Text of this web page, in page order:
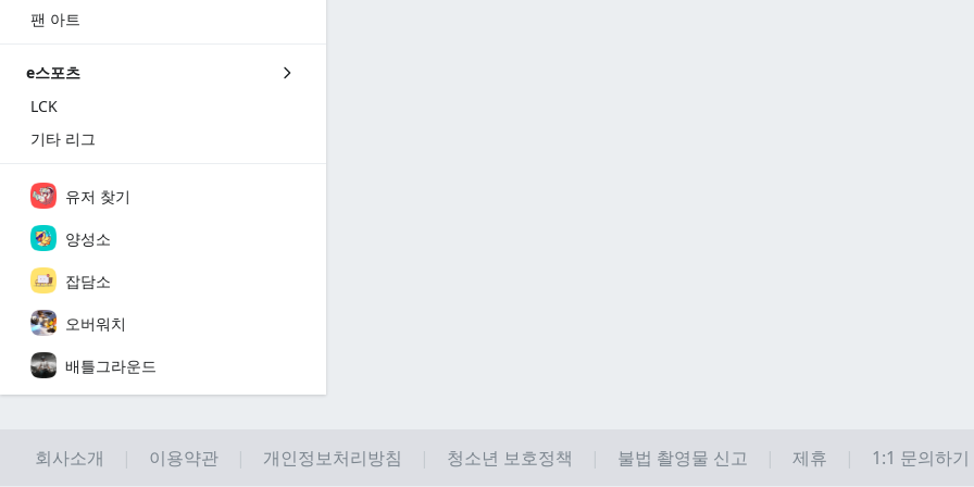
팬 아트
e스포츠
LCK
기타 리그
유저 찾기
양성소
잡담소
오버워치
배틀그라운드
회사소개 이용약관 개인정보처리방침 청소년 보호정책 불법 촬영물 신고 제휴 1:1 문의하기